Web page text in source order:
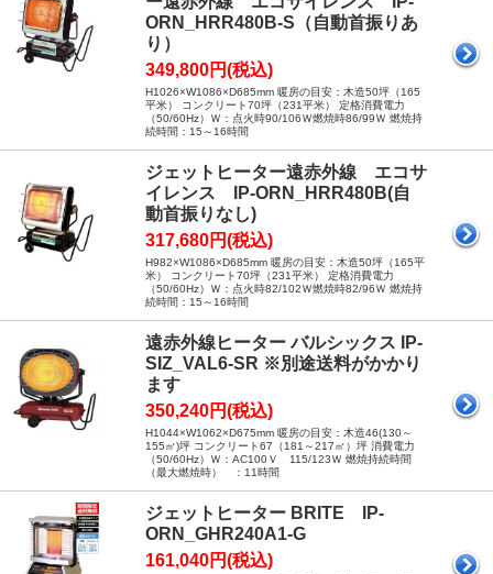
ORN_HRR480B-S（自動首振りあ
り）
349,800円(税込)
H1026×W1086×D685mm 暖房の目安：木造50坪（165
平米） コンクリート70坪（231平米） 定格消費電力
（50/60Hz）Ｗ：点火時90/106Ｗ燃焼時86/99Ｗ 燃焼持
続時間：15～16時間
ジェットヒーター遠赤外線 エコサ
イレンス IP-ORN_HRR480B(自
動首振りなし)
317,680円(税込)
H982×W1086×D685mm 暖房の目安：木造50坪（165平
米） コンクリート70坪（231平米） 定格消費電力
（50/60Hz）Ｗ：点火時82/102Ｗ燃焼時82/96Ｗ 燃焼持
続時間：15～16時間
遠赤外線ヒーター バルシックス IP-
SIZ_VAL6-SR ※別途送料がかかり
ます
350,240円(税込)
H1044×W1062×D675mm 暖房の目安：木造46(130～
155㎡)坪 コンクリート67（181～217㎡）坪 消費電力
（50/60Hz）Ｗ：AC100Ｖ 115/123Ｗ 燃焼持続時間
（最大燃焼時） ：11時間
ジェットヒーター BRITE IP-
ORN_GHR240A1-G
161,040円(税込)